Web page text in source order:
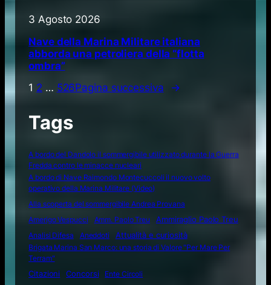
3 Agosto 2026
Nave della Marina Militare italiana
abborda una petroliera della “flotta
ombra”
1 2 … 526Pagina successiva →
Tags
A bordo del Dandolo il sommergibile utilizzato durante la Guerra
Fredda contro le minacce nucleari
A bordo di Nave Raimondo Montecuccoli il nuovo volto
operativo della Marina Militare (Video)
Alla scoperta del sommergibile Andrea Provana
Amerigo Vespucci
Amm. Paolo Treu
Ammiraglio Paolo Treu
Analisi Difesa
Aneddoti Attualità e curiosità
Brigata Marina San Marco: una storia di Valore "Per Mare Per
Terram"
Citazioni
Concorsi
Ente Circoli